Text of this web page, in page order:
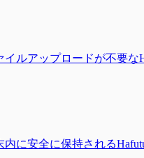
ルアップロードが不要
に安全に保持される